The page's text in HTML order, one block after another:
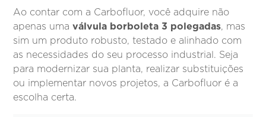
Ao contar com a Carbofluor, você adquire não
apenas uma válvula borboleta 3 polegadas, mas
sim um produto robusto, testado e alinhado com
as necessidades do seu processo industrial. Seja
para modernizar sua planta, realizar substituições
ou implementar novos projetos, a Carbofluor é a
escolha certa.